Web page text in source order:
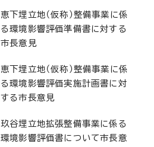
恵下埋立地（仮称）整備事業に係
る環境影響評価準備書に対する
市長意見
恵下埋立地（仮称）整備事業に係
る環境影響評価実施計画書に対
する市長意見
玖谷埋立地拡張整備事業に係る
環境影響評価書について市長意